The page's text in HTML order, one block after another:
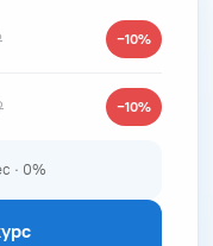
−10%
−10%
· 0%